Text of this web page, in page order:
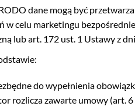
dane mogą być
celu marketingu
lub art. 172 ust. 1 Ustawy z
do wypełnienia
rozlicza zawarte umowy (art. 6